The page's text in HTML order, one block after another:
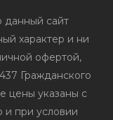
сайт
характер и ни
офертой,
Гражданского
цены указаны с
и при условии